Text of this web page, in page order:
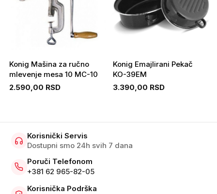
Konig Mašina za ručno
mlevenje mesa 10 MC-10
2.590,00 RSD
Konig Emajlirani Pekač
KO-39EM
3.390,00 RSD
Korisnički Servis
Dostupni smo 24h svih 7 dana
Poruči Telefonom
+381 62 965-82-05
Korisnička Podrška